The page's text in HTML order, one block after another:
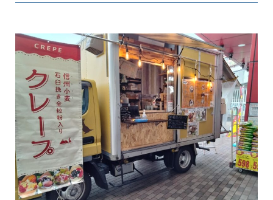
登録ご希望の方はこちら
お知らせ・出店情報
つなぎ局について
災害支援班について
よくあるご質問